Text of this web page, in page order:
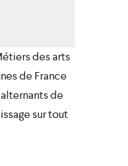
des arts
de France
de
sur tout